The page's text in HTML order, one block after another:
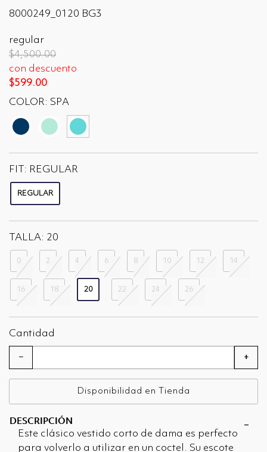
8000249_0120 BG3
regular
Price reduced from
$4,500.00to
con descuento
$599.00
COLOR: SPA
FIT: REGULAR
REGULAR
TALLA: 20
0 2 4 6 8 10 12 14
16 18 20 22 24 26
Cantidad
− +
Disponibilidad en Tienda
DESCRIPCIÓN
Este clásico vestido corto de dama es perfecto
para volverlo a utilizar en un coctel. Su escote